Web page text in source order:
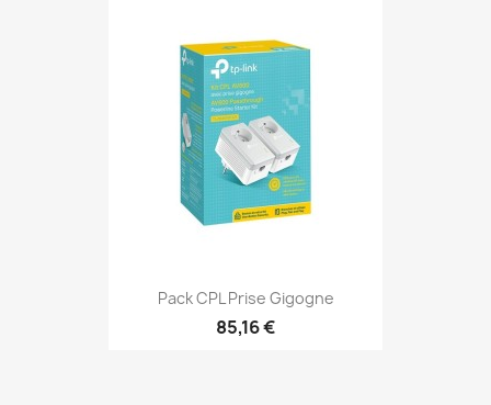
Pack CPL Prise Gigogne
85,16 €